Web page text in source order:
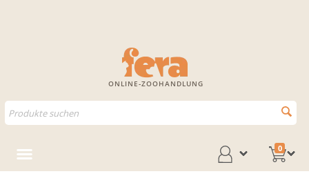
ONLINE-ZOOHANDLUNG
0